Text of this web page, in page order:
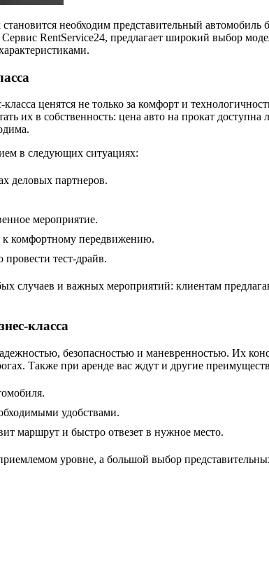
необходим представительный
RentService24, предлагает широкий выбор
ценятся не только за комфорт и
их в собственность: цена авто на прокат
в следующих ситуациях:
деловых партнеров.
мероприятие.
комфортному передвижению.
тест-драйв.
случаев и важных мероприятий: клиентам
класса
безопасностью и маневренностью. Их
Также при аренде вас ждут и другие
удобствами.
маршрут и быстро отвезет в нужное место.
уровне, а большой выбор